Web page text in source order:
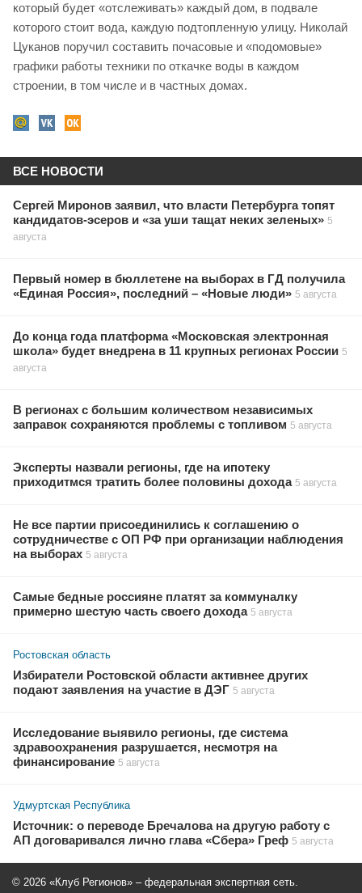
который будет «отслеживать» каждый дом, в подвале
которого стоит вода, каждую подтопленную улицу. Николай
Цуканов поручил составить почасовые и «подомовые»
графики работы техники по откачке воды в каждом
строении, в том числе и в частных домах.
ВСЕ НОВОСТИ
Сергей Миронов заявил, что власти Петербурга топят
кандидатов-эсеров и «за уши тащат неких зеленых» 5
августа
Первый номер в бюллетене на выборах в ГД получила
«Единая Россия», последний – «Новые люди» 5 августа
До конца года платформа «Московская электронная
школа» будет внедрена в 11 крупных регионах России 5
августа
В регионах с большим количеством независимых
заправок сохраняются проблемы с топливом 5 августа
Эксперты назвали регионы, где на ипотеку
приходитмся тратить более половины дохода 5 августа
Не все партии присоединились к соглашению о
сотрудничестве с ОП РФ при организации наблюдения
на выборах 5 августа
Самые бедные россияне платят за коммуналку
примерно шестую часть своего дохода 5 августа
Ростовская область
Избиратели Ростовской области активнее других
подают заявления на участие в ДЭГ 5 августа
Исследование выявило регионы, где система
здравоохранения разрушается, несмотря на
финансирование 5 августа
Удмуртская Республика
Источник: о переводе Бречалова на другую работу с
АП договаривался лично глава «Сбера» Греф 5 августа
© 2026 «Клуб Регионов» – федеральная экспертная сеть.